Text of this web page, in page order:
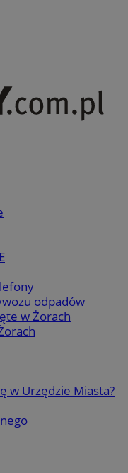
odpadów
w Żorach
w Urzędzie Miasta?